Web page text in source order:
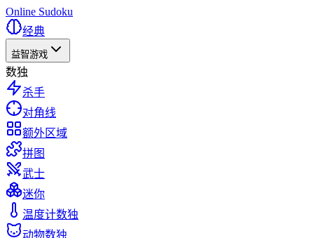
Online Sudoku
经典
益智游戏
数独
杀手
对角线
额外区域
拼图
武士
迷你
温度计数独
动物数独